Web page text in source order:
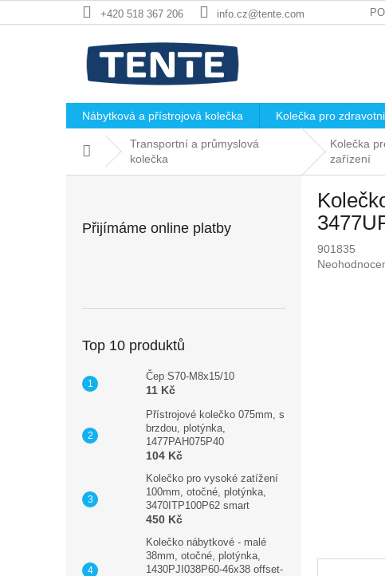
na
+420 518 367 206 info.cz@tente.com
Nábytková a přístrojová kolečka Kolečka pro
Domů
Transportní a průmyslová
kolečka
Kolečka
zařízení
Přijímáme online platby
Top 10 produktů
Čep S70-M8x15/10
11 Kč
Přístrojové kolečko 075mm, s
brzdou, plotýnka,
1477PAH075P40
104 Kč
Kolečko pro vysoké zatížení
100mm, otočné, plotýnka,
3470ITP100P62 smart
450 Kč
Kolečko nábytkové - malé
38mm, otočné, plotýnka,
1430PJI038P60-46x38 offset-
901835
Průměrné